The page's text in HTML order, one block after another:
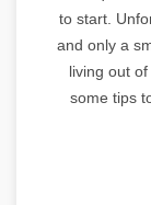
to start.
and only a
living out
some tips